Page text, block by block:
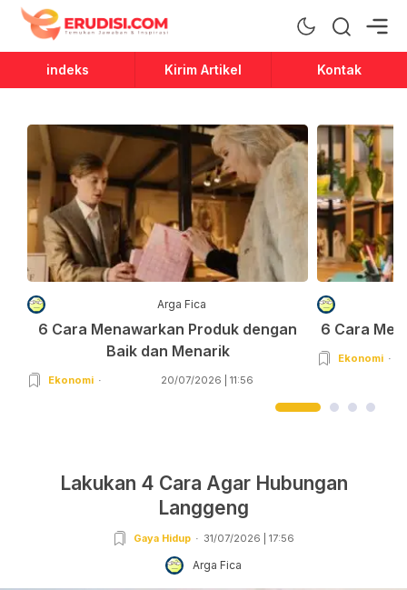
Erudisi
Temukan Jawaban dan Inspirasi
indeks Kirim Artikel Kontak
Arga Fica
6 Cara Menawarkan Produk dengan
Baik dan Menarik
Ekonomi 20/07/2026 | 11:56
6 Cara
Ekonomi
Lakukan 4 Cara Agar Hubungan
Langgeng
Gaya Hidup 31/07/2026 | 17:56
Arga Fica